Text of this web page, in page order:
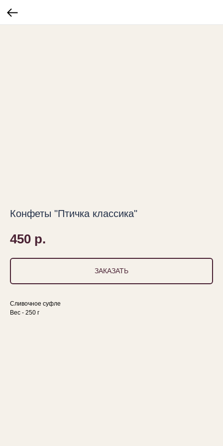
Конфеты "Птичка классика"
450 р.
ЗАКАЗАТЬ
Сливочное суфле
Вес - 250 г